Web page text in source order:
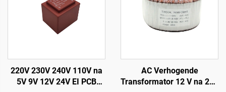
220V 230V 240V 110V na
5V 9V 12V 24V EI PCB
AC Verhogende
Transformator 12 V na 220